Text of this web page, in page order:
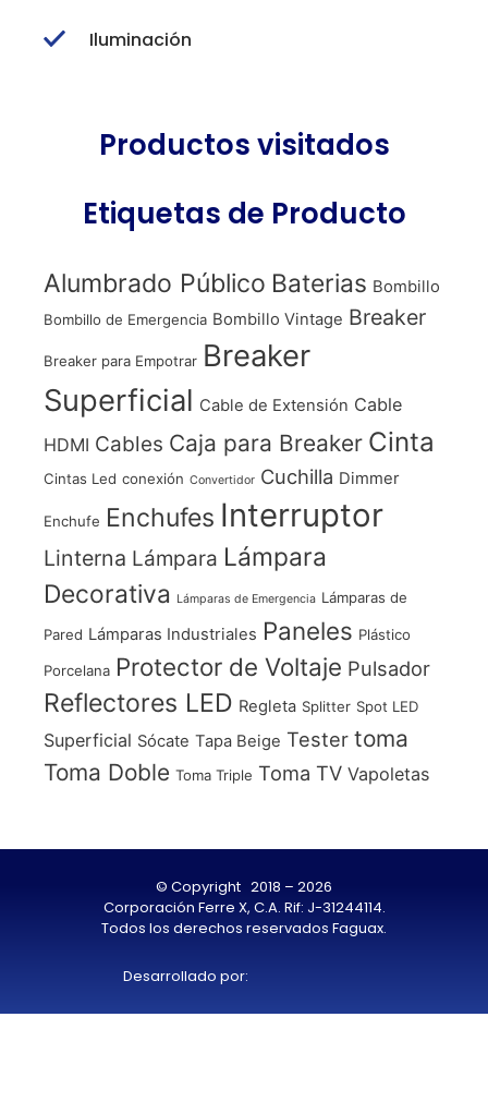
Iluminación
Productos visitados
Etiquetas de Producto
Alumbrado Público Baterias Bombillo
Bombillo de Emergencia Bombillo Vintage Breaker
Breaker para Empotrar Breaker
Superficial Cable de Extensión Cable
HDMI Cables Caja para Breaker Cinta
Cintas Led conexión Convertidor Cuchilla Dimmer
Enchufe Enchufes Interruptor
Linterna Lámpara Lámpara
Decorativa
Lámparas de Emergencia Lámparas de
Pared Lámparas Industriales Paneles Plástico
Porcelana Protector de Voltaje Pulsador
Reflectores LED Regleta Splitter Spot LED
Superficial Sócate Tapa Beige Tester toma
Toma Doble Toma Triple Toma TV Vapoletas
© Copyright 2018 – 2026
Corporación Ferre X, C.A. Rif: J-31244114.
Todos los derechos reservados Faguax.
Desarrollado por: